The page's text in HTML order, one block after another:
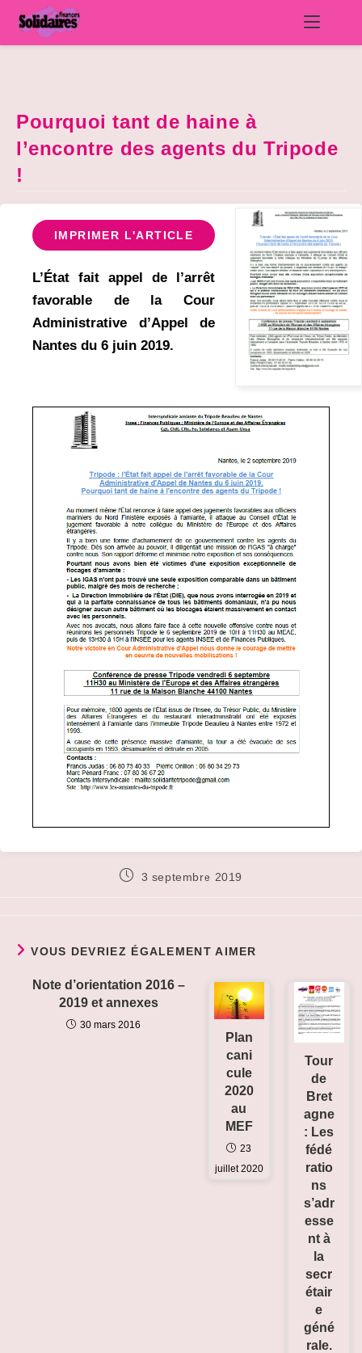
Pourquoi tant de haine à
l’encontre des agents du Tripode
!
IMPRIMER L'ARTICLE
L’État fait appel de l’arrêt
favorable de la Cour
Administrative d’Appel de
Nantes du 6 juin 2019.
Publication
3 septembre 2019
VOUS DEVRIEZ ÉGALEMENT AIMER
Tour
de
Bret
agne
: Les
fédé
ratio
ns
s’adr
esse
nt à
la
secr
étair
e
géné
rale.
Plan
cani
cule
2020
au
MEF
23
juillet 2020
Note d’orientation 2016 –
2019 et annexes
30 mars 2016